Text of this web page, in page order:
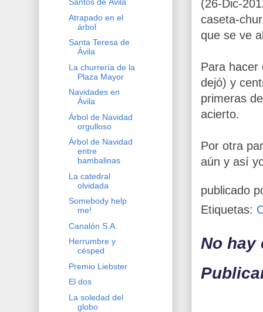
(26-Dic-
caseta-
que se ve
Para
dejó) y
primeras
acierto.
Por otra
aún y así
publicado
Etiquetas:
No hay
Santos de Ávila
Atrapado en el
árbol
Santa Teresa de
Ávila
La churrería de la
Plaza Mayor
Navidades en
Ávila
Árbol de Navidad
orgulloso
Árbol de Navidad
entre
bambalinas
La catedral
olvidada
Somebody help
me!
Canalón S.A.
Herrumbre y
césped
Premio Liebster
El dos
La soledad del
globo